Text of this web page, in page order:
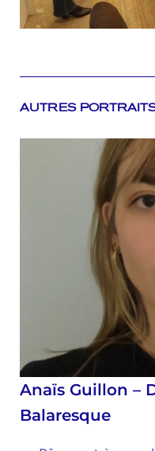
AUTRES
Anaïs Guillon –
Balaresque